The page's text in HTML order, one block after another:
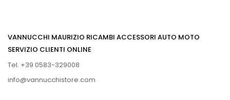
VANNUCCHI MAURIZIO RICAMBI ACCESSORI AUTO MOTO
SERVIZIO CLIENTI ONLINE
Tel. +39 0583-329008
info@vannucchistore.com